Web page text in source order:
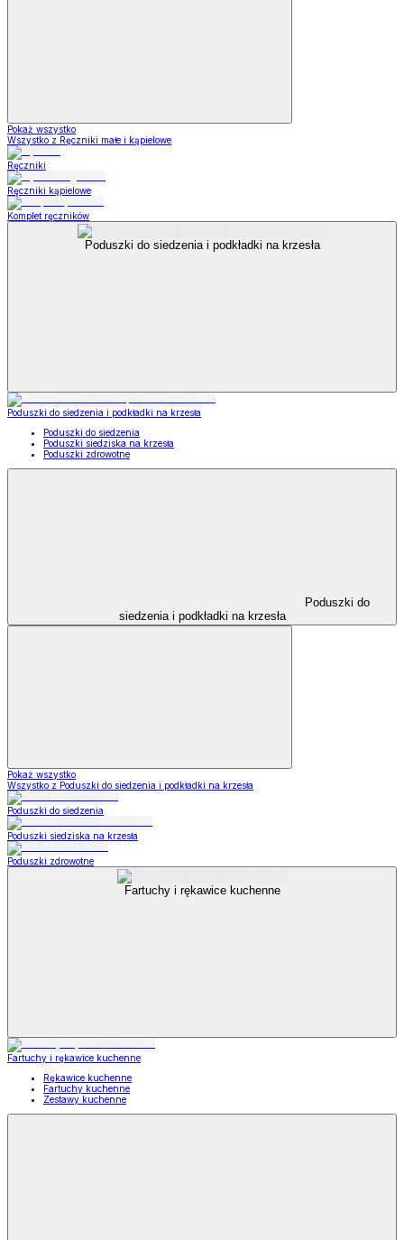
Pokaż wszystko
Wszystko z Ręczniki małe i kąpielowe
Ręczniki
Ręczniki kąpielowe
Komplet ręczników
Poduszki do siedzenia i podkładki na krzesła
Poduszki do siedzenia i podkładki na krzesła
Poduszki do siedzenia
Poduszki siedziska na krzesła
Poduszki zdrowotne
Poduszki do
siedzenia i podkładki na krzesła
Pokaż wszystko
Wszystko z Poduszki do siedzenia i podkładki na krzesła
Poduszki do siedzenia
Poduszki siedziska na krzesła
Poduszki zdrowotne
Fartuchy i rękawice kuchenne
Fartuchy i rękawice kuchenne
Rękawice kuchenne
Fartuchy kuchenne
Zestawy kuchenne